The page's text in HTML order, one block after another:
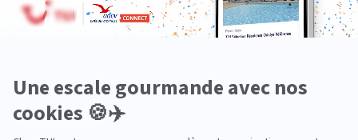
Premium